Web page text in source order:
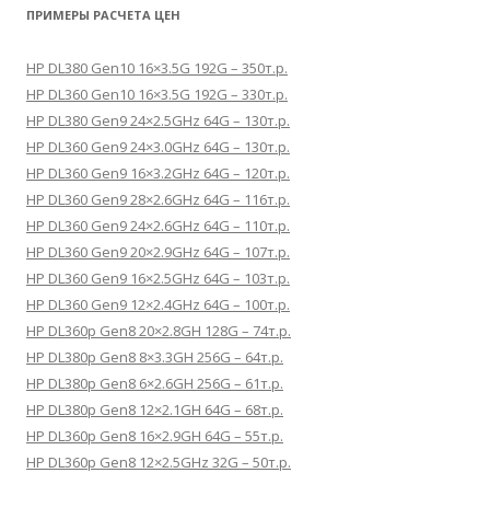
ПРИМЕРЫ РАСЧЕТА ЦЕН
HP DL380 Gen10 16×3.5G 192G – 350т.р.
HP DL360 Gen10 16×3.5G 192G – 330т.р.
HP DL380 Gen9 24×2.5GHz 64G – 130т.р.
HP DL360 Gen9 24×3.0GHz 64G – 130т.р.
HP DL360 Gen9 16×3.2GHz 64G – 120т.р.
HP DL360 Gen9 28×2.6GHz 64G – 116т.р.
HP DL360 Gen9 24×2.6GHz 64G – 110т.р.
HP DL360 Gen9 20×2.9GHz 64G – 107т.р.
HP DL360 Gen9 16×2.5GHz 64G – 103т.р.
HP DL360 Gen9 12×2.4GHz 64G – 100т.р.
HP DL360p Gen8 20×2.8GH 128G – 74т.р.
HP DL380p Gen8 8×3.3GH 256G – 64т.р.
HP DL380p Gen8 6×2.6GH 256G – 61т.р.
HP DL380p Gen8 12×2.1GH 64G – 68т.р.
HP DL360p Gen8 16×2.9GH 64G – 55т.р.
HP DL360p Gen8 12×2.5GHz 32G – 50т.р.